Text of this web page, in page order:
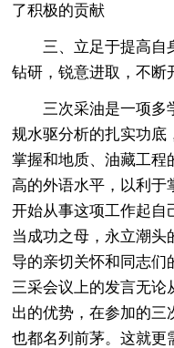
了积极的贡献
三、立足于提高自
钻研，锐意进取，不断
三次采油是一项多
规水驱分析的扎实功底
掌握和地质、油藏工程
高的外语水平，以利于
开始从事这项工作起自
当成功之母，永立潮头
导的亲切关怀和同志们
三采会议上的发言无论
出的优势，在参加的三
也都名列前茅。这就更